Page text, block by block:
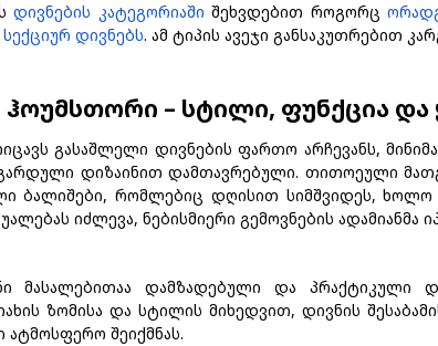
დივნების კატეგორიაში შეხვდებით როგორც
სექციურ დივნებს. ამ ტიპის ავეჯი განსაკუთრებით
ჰოუმსთორი – სტილი, ფუნქცია
გასაშლელი დივნების ფართო არჩევანს,
დიზაინით დამთავრებული. თითოეული
ბალიშები, რომლებიც დღისით სიმშვიდეს,
იძლევა, ნებისმიერი გემოვნების ადამიანმა
მასალებითაა დამზადებული და პრაქტიკული
ზომისა და სტილის მიხედვით, დივნის
შეიქმნას.